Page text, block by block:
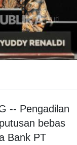
-- Pengadilan
bebas
Bank PT